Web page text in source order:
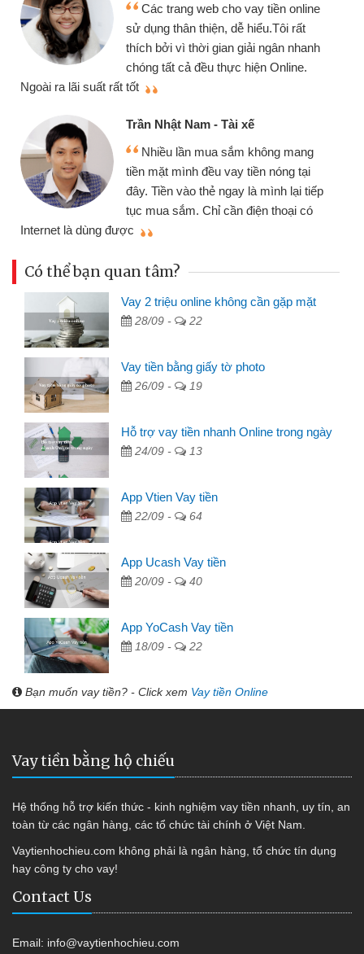
Các trang web cho vay tiền online
sử dụng thân thiện, dễ hiểu.Tôi rất
thích bởi vì thời gian giải ngân nhanh
chóng tất cả đều thực hiện Online.
Ngoài ra lãi suất rất tốt
Trần Nhật Nam - Tài xế
Nhiều lần mua sắm không mang
tiền mặt mình đều vay tiền nóng tại
đây. Tiền vào thẻ ngay là mình lại tiếp
tục mua sắm. Chỉ cần điện thoại có
Internet là dùng được
Có thể bạn quan tâm?
Vay 2 triệu online không cần gặp mặt
28/09 - 22
Vay tiền bằng giấy tờ photo
26/09 - 19
Hỗ trợ vay tiền nhanh Online trong ngày
24/09 - 13
App Vtien Vay tiền
22/09 - 64
App Ucash Vay tiền
20/09 - 40
App YoCash Vay tiền
18/09 - 22
Bạn muốn vay tiền? - Click xem Vay tiền Online
Vay tiền bằng hộ chiếu
Hệ thống hỗ trợ kiến thức - kinh nghiệm vay tiền nhanh, uy tín, an
toàn từ các ngân hàng, các tổ chức tài chính ở Việt Nam.
Vaytienhochieu.com không phải là ngân hàng, tổ chức tín dụng
hay công ty cho vay!
Contact Us
Email: info@vaytienhochieu.com